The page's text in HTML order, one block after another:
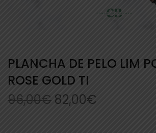
PLANCHA DE PELO LIM
ROSE GOLD TI
96,00€ 82,00€